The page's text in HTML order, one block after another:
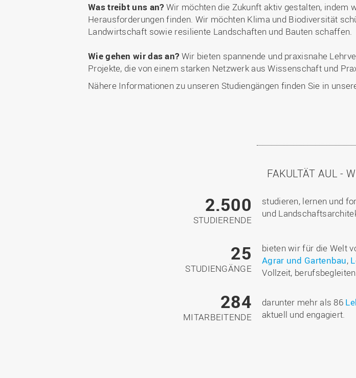
Was treibt uns an? Wir möchten die Zukunft aktiv gestalten, indem
Herausforderungen finden. Wir möchten Klima und Biodiversität
Landwirtschaft sowie resiliente Landschaften und Bauten schaffen.
Wie gehen wir das an? Wir bieten spannende und praxisnahe
Projekte, die von einem starken Netzwerk aus Wissenschaft und
Nähere Informationen zu unseren Studiengängen finden Sie in
FAKULTÄT AUL -
2.500
STUDIERENDE
25
STUDIENGÄNGE
284
MITARBEITENDE
studieren, lernen und
und
bieten wir für die Welt
Agrar und Gartenbau,
Vollzeit,
darunter mehr als 86
aktuell und engagiert.